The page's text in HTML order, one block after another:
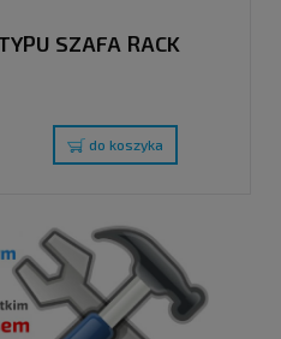
SZAFA RACK
do koszyka